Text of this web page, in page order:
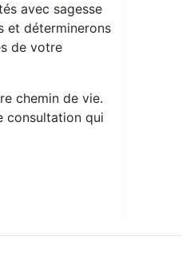
avec sagesse
et déterminerons
de votre
chemin de vie.
consultation qui